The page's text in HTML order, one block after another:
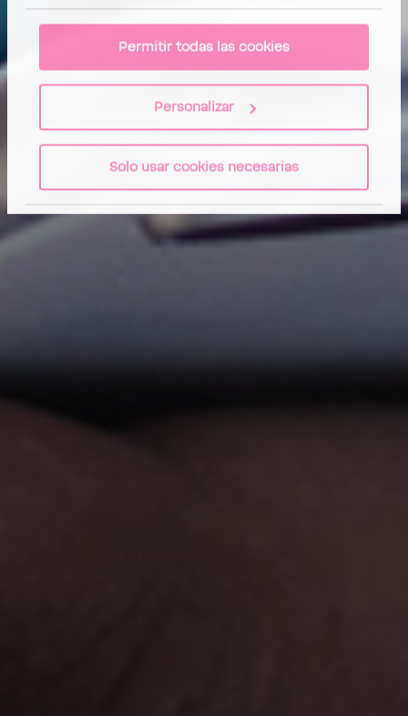
Permitir todas las cookies
Personalizar
Solo usar cookies necesarias